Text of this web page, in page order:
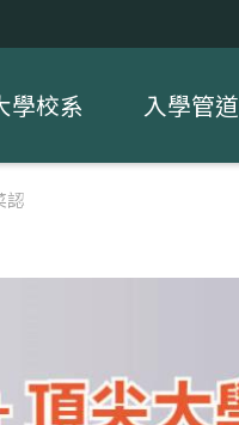
學校系 入學管道
認